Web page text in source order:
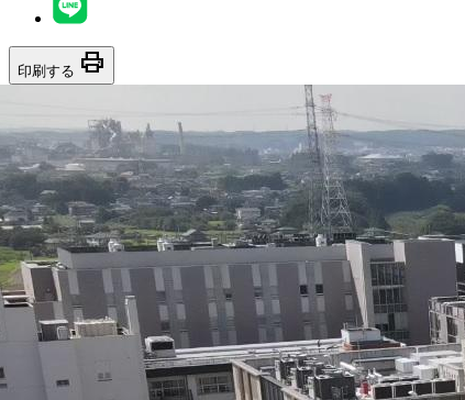
印刷する print